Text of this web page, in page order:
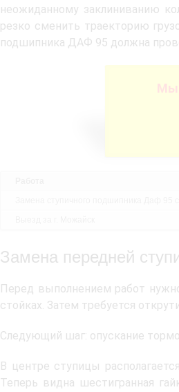
неожиданному заклиниванию
резко сменить траекторию
подшипника ДАФ 95 должна
Мы
Замена передней
Перед выполнением работ
стойках. Затем требуется
Следующий шаг: опускание
В центре ступицы
Теперь видна шестигранная